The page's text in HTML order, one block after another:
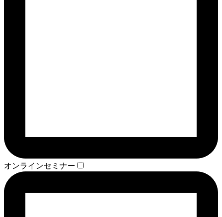
オンラインセミナー